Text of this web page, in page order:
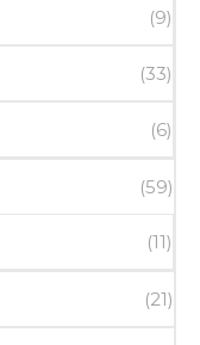
(9)
(33)
(6)
(59)
(11)
(21)